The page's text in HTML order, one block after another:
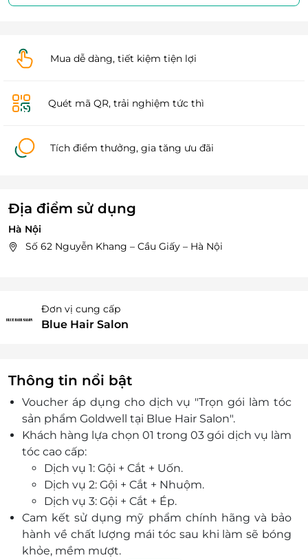
Mua dễ dàng, tiết kiệm tiện lợi
Quét mã QR, trải nghiệm tức thì
Tích điểm thưởng, gia tăng ưu đãi
Địa điểm sử dụng
Hà Nội
Số 62 Nguyễn Khang – Cầu Giấy – Hà Nội
Đơn vị cung cấp
Blue Hair Salon
Thông tin nổi bật
Voucher áp dụng cho dịch vụ "Trọn gói làm tóc
sản phẩm Goldwell tại Blue Hair Salon".
Khách hàng lựa chọn 01 trong 03 gói dịch vụ làm
tóc cao cấp:
Dịch vụ 1: Gội + Cắt + Uốn.
Dịch vụ 2: Gội + Cắt + Nhuộm.
Dịch vụ 3: Gội + Cắt + Ép.
Cam kết sử dụng mỹ phẩm chính hãng và bảo
hành về chất lượng mái tóc sau khi làm sẽ bóng
khỏe, mềm mượt.